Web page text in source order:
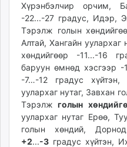
ergelt.mn
zarig.mn
today.mn
zuv.mn
mminfo.mn
ugluu.mn
urlag.mn
unen.mn
asu.mn
shudarga.mn
Хүрэнбэлчир орчим,
-22...-27 градус, Идэр,
Тэрэлж голын
Алтай, Хангайн
хөндийгөөр -11...-16
баруун өмнөд хэсгээр -
-7…-12 градус хүйтэн,
уулархаг нутаг, Завхан
Тэрэлж голын
уулархаг нутаг Ерөө,
голын хөндий,
+2...-3 градус хүйтэн,